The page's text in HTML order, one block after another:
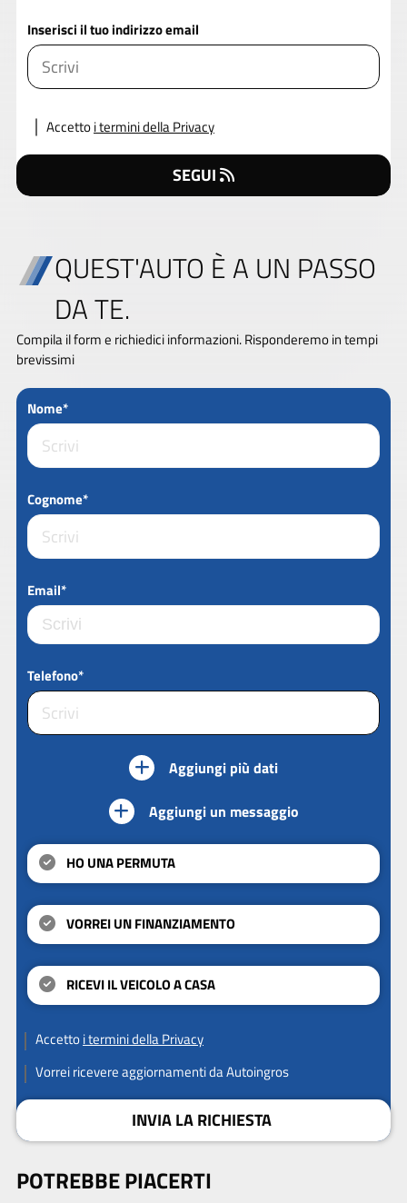
Inserisci il tuo indirizzo email
Accettoi termini della Privacy
SEGUI
QUEST'AUTO È A UN PASSO
DA TE.
Compila il form e richiedici informazioni. Risponderemo in tempi
brevissimi
Nome*
Cognome*
Email*
Telefono*
Aggiungi più dati
Aggiungi un messaggio
HO UNA PERMUTA
VORREI UN FINANZIAMENTO
RICEVI IL VEICOLO A CASA
Accettoi termini della Privacy
Vorrei ricevere aggiornamenti da Autoingros
INVIA LA RICHIESTA
POTREBBE PIACERTI